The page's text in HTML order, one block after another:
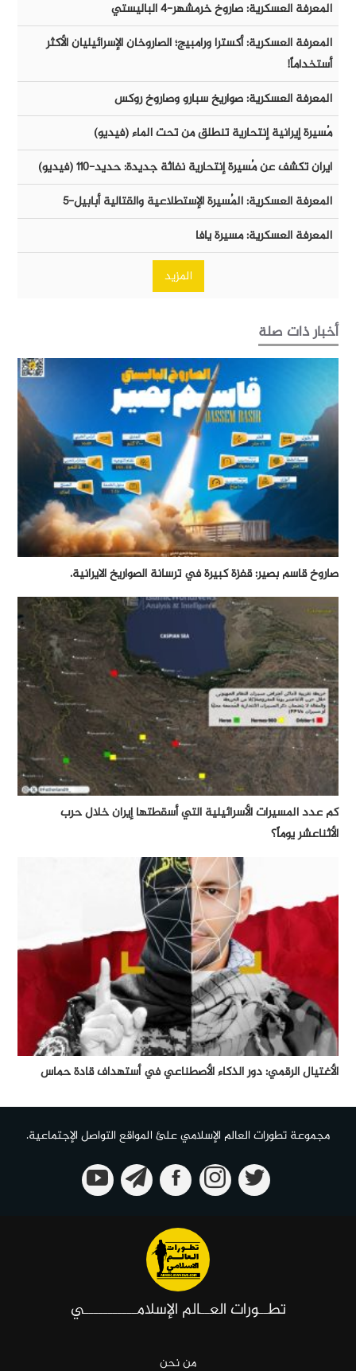
المعرفة العسكرية: صاروخ خرمشهر-٤ الباليستي
المعرفة العسكرية: أكسترا ورامبيج؛ الصاروخان الإسرائيليان الأكثر
أستخداماً!
المعرفة العسكرية: صواريخ سبارو وصاروخ روكس
مُسيرة إيرانية إنتحارية تنطلق من تحت الماء (فيديو)
ايران تكشف عن مُسيرة إنتحارية نفاثة جديدة: حديد-١١٠ (فيديو)
المعرفة العسكرية: المُسيرة الإستطلاعية والقتالية أبابيل-٥
المعرفة العسكرية: مسيرة يافا
المزيد
أخبار ذات صلة
صاروخ قاسم بصير: قفزة كبيرة في ترسانة الصواريخ الايرانية.
كم عدد المسيرات الأسرائيلية التي أسقطتها إيران خلال حرب
الأثناعشر يوماً؟
الأغتيال الرقمي: دور الذكاء الأصطناعي في أستهداف قادة حماس
مجموعة تطورات العالم الإسلامي علئ المواقع التواصل الإجتماعية.
تطــورات العــالم الإسلامـــــــــــي
من نحن